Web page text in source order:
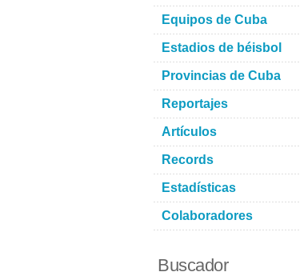
Equipos de Cuba
Estadios de béisbol
Provincias de Cuba
Reportajes
Artículos
Records
Estadísticas
Colaboradores
Buscador